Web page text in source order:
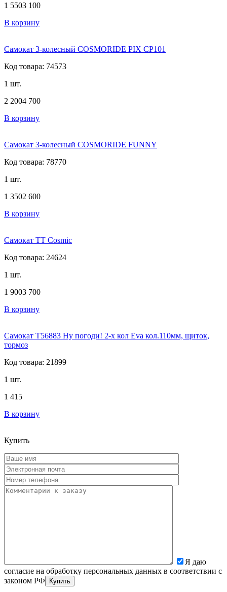
1 5503 100
В корзину
Самокат 3-колесный COSMORIDE PIX CP101
Код товара: 74573
1 шт.
2 2004 700
В корзину
Самокат 3-колесный COSMORIDE FUNNY
Код товара: 78770
1 шт.
1 3502 600
В корзину
Самокат TT Cosmic
Код товара: 24624
1 шт.
1 9003 700
В корзину
Самокат Т56883 Ну погоди! 2-х кол Eva кол.110мм, щиток,
тормоз
Код товара: 21899
1 шт.
1 415
В корзину
Купить
Я даю
согласие на обработку персональных данных в соответствии с
законом РФ